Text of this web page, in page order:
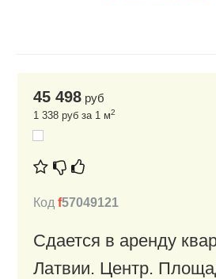
45 498 руб
1 338 руб за 1 м2
Код f57049121
Сдается в аренду
Латвии. Центр.